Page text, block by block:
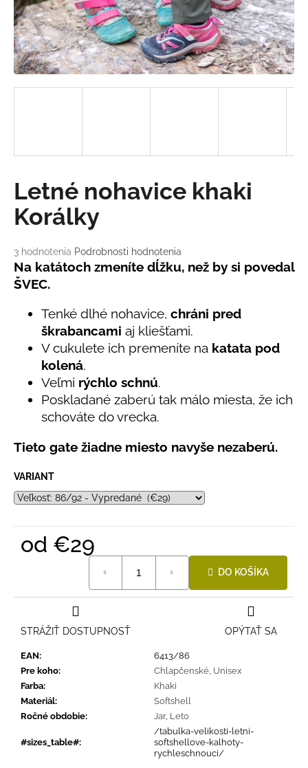
Priemerné
hodnotenie
produktu
je
hviezdičiek.
3 hodnotenia Podrobnosti hodnotenia
Letné nohavice khaki
Korálky
Na katátoch zmeníte dĺžku, než by si povedal
ŠVEC.
Tenké dlhé nohavice, chráni pred
škrabancami aj kliešťami.
V cukulete ich premeníte na katata pod
kolená.
Veľmi rýchlo schnú.
Poskladané zaberú tak málo miesta, že ich
schováte do vrecka.
Tieto gate žiadne miesto navyše nezaberú.
VARIANT
od €29
DO KOŠÍKA
EAN:
6413/86
Pre koho: Chlapčenské Unisex
Farba:
Khaki
Materiál:
Softshell
Ročné obdobie: Jar, Leto
#sizes_table#:
/tabulka-velikosti-letni-
softshellove-kalhoty-
rychleschnouci/
OPÝTAŤ SA
STRÁŽIŤ DOSTUPNOSŤ
á
j
s
ť
?
HĽADAŤ
O
p
o
r
BAMBUSOVÉ
TRIKO
NÁMORNÍCKE
MODRÉ